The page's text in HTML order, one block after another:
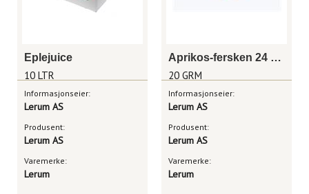
Eplejuice
10 LTR
Informasjonseier:
Lerum AS
Produsent:
Lerum AS
Varemerke:
Lerum
Aprikos-fersken 24 gram
20 GRM
Informasjonseier:
Lerum AS
Produsent:
Lerum AS
Varemerke:
Lerum